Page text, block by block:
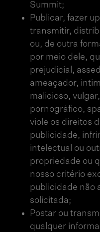
Summit;
Publicar, fazer
transmitir,
ou, de outra
por meio dele,
prejudicial,
ameaçador,
malicioso,
pornográfico,
viole os direitos
publicidade,
intelectual ou
propriedade ou
nosso critério
publicidade não
solicitada;
Postar ou
qualquer